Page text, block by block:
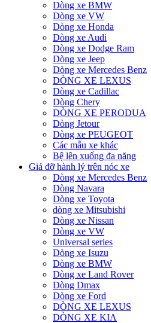
Dòng xe BMW
Dòng xe VW
Dòng xe Honda
Dòng xe Audi
Dòng xe Dodge Ram
Dòng xe Jeep
Dòng xe Mercedes Benz
DÒNG XE LEXUS
Dòng xe Cadillac
Dòng Chery
DÒNG XE PERODUA
Dòng Jetour
Dòng xe PEUGEOT
Các mẫu xe khác
Bệ lên xuống đa năng
Giá đỡ hành lý trên nóc xe
Dòng xe Mercedes Benz
Dòng Navara
Dòng xe Toyota
dòng xe Mitsubishi
Dòng xe Nissan
Dòng xe VW
Universal series
Dòng xe Isuzu
Dòng xe BMW
Dòng xe Land Rover
Dòng Dmax
Dòng xe Ford
DÒNG XE LEXUS
DÒNG XE KIA